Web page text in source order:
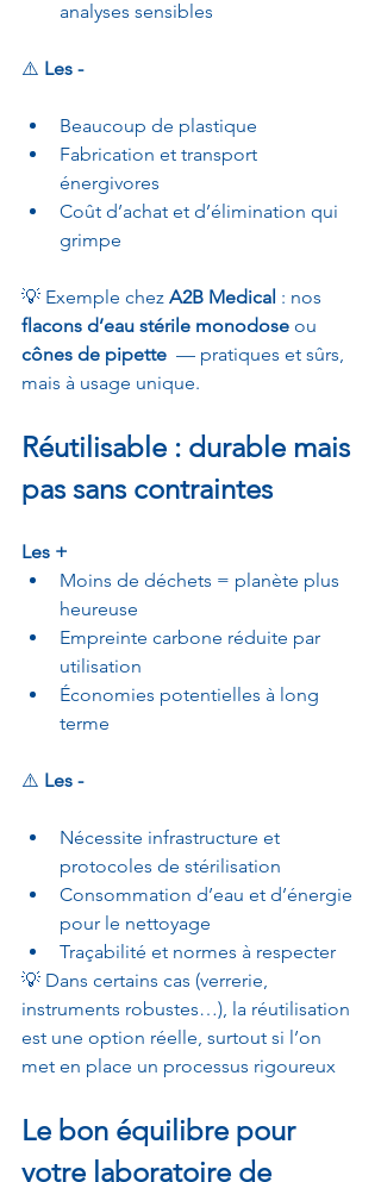
analyses sensibles
⚠️ Les -
Beaucoup de plastique
Fabrication et transport
énergivores
Coût d’achat et d’élimination qui
grimpe
💡 Exemple chez A2B Medical : nos
flacons d’eau stérile monodose ou
cônes de pipette — pratiques et sûrs,
mais à usage unique.
Réutilisable : durable mais
pas sans contraintes
Les +
Moins de déchets = planète plus
heureuse
Empreinte carbone réduite par
utilisation
Économies potentielles à long
terme
⚠️ Les -
Nécessite infrastructure et
protocoles de stérilisation
Consommation d’eau et d’énergie
pour le nettoyage
Traçabilité et normes à respecter
💡 Dans certains cas (verrerie,
instruments robustes…), la réutilisation
est une option réelle, surtout si l’on
met en place un processus rigoureux
Le bon équilibre pour
votre laboratoire de